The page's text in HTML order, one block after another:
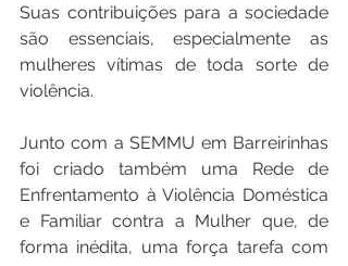
Suas contribuições para a sociedade
são essenciais, especialmente as
mulheres vítimas de toda sorte de
violência.
Junto com a SEMMU em Barreirinhas
foi criado também uma Rede de
Enfrentamento à Violência Doméstica
e Familiar contra a Mulher que, de
forma inédita, uma força tarefa com